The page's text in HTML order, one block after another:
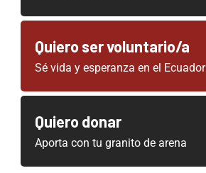
Quiero ser voluntario/a
Sé vida y esperanza en el Ecuador
Quiero donar
Aporta con tu granito de arena